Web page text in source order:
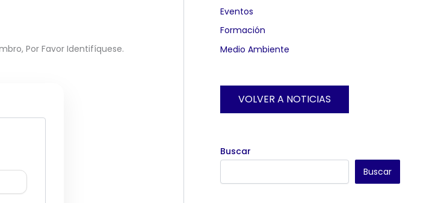
Por Favor Identifíquese.
Eventos
Formación
Medio Ambiente
VOLVER A NOTICIAS
Buscar
Buscar